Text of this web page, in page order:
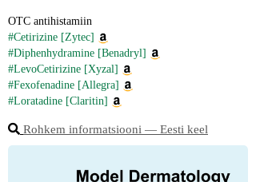
OTC antihistamiin
#Cetirizine [Zytec]
#Diphenhydramine [Benadryl]
#LevoCetirizine [Xyzal]
#Fexofenadine [Allegra]
#Loratadine [Claritin]
Rohkem informatsiooni ― Eesti keel